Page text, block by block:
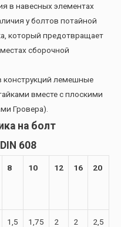
в навесных элементах
у болтов потайной
который предотвращает
сборочной
лемешные
вместе с плоскими
Гровера).
на болт
608
8 10 12 16 20
1,5 1,75 2 2 2,5